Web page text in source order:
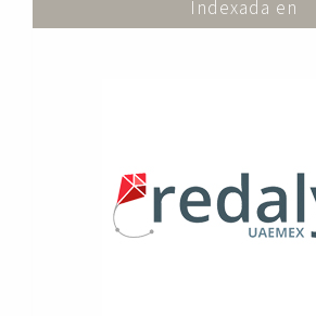
Indexada en